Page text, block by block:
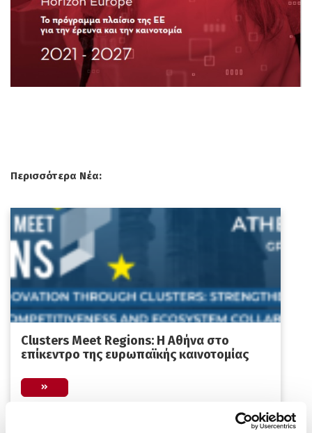
Περισσότερα Νέα:
Clusters Meet Regions: Η Αθήνα στο
επίκεντρο της ευρωπαϊκής καινοτομίας